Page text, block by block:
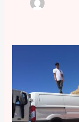
ォ
ル
ニ